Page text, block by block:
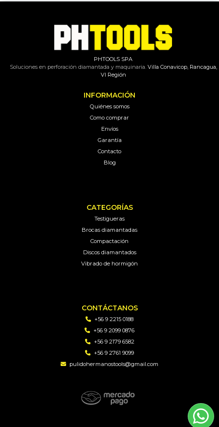
PHTOOLS SPA
Soluciones en perforación diamantada y maquinaria.Villa Conavicop, Rancagua,
VI Región
INFORMACIÓN
Quiénes somos
Como comprar
Envíos
Garantía
Contacto
Blog
CATEGORÍAS
Testigueras
Brocas diamantadas
Compactación
Discos diamantados
Vibrado de hormigón
CONTÁCTANOS
+56 9 2215 0188
+56 9 2099 0876
+56 9 2179 6582
+56 9 2761 9099
pulidohermanostools@gmail.com